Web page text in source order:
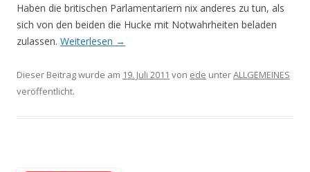
Haben die britischen Parlamentariern nix anderes zu tun, als
sich von den beiden die Hucke mit Notwahrheiten beladen
zulassen. Weiterlesen →
Dieser Beitrag wurde am 19. Juli 2011 von ede unterALLGEMEINES
veröffentlicht.